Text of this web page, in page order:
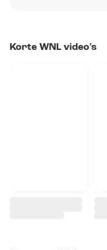
Korte WNL video's